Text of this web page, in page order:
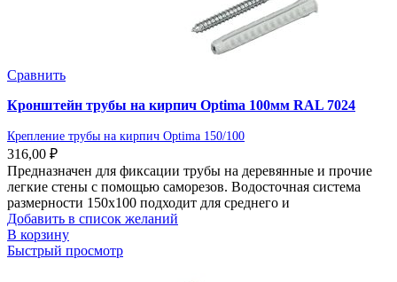
Сравнить
Кронштейн трубы на кирпич Optima 100мм RAL 7024
Крепление трубы на кирпич Optima 150/100
316,00 ₽
Предназначен для фиксации трубы на деревянные и прочие
легкие стены с помощью саморезов. Водосточная система
размерности 150х100 подходит для среднего и
Добавить в список желаний
В корзину
Быстрый просмотр